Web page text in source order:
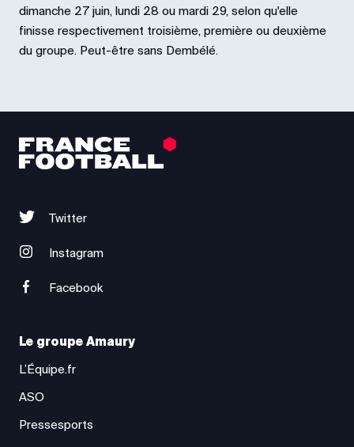
dimanche 27 juin, lundi 28 ou mardi 29, selon qu'elle
finisse respectivement troisième, première ou deuxième
du groupe. Peut-être sans Dembélé.
Twitter
Instagram
Facebook
Le groupe Amaury
L’Équipe.fr
ASO
Pressesports